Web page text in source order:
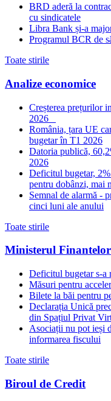
BRD aderă la
cu sindicatele
Libra Bank și-a
Programul BCR de
Toate stirile
Analize economice
Creșterea prețurilor
2026
România, țara UE
bugetar în T1 2026
Datoria publică,
2026
Deficitul bugetar,
pentru dobânzi, mai
Semnal de alarmă -
cinci luni ale anului
Toate stirile
Ministerul Finantelor
Deficitul bugetar s-a
Măsuri pentru
Bilete la băi pentru
Declarația Unică
din Spațiul Privat
Asociații nu pot ieși
informarea fiscului
Toate stirile
Biroul de Credit